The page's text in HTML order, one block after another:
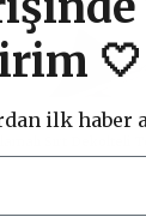
🤍
ilk haber